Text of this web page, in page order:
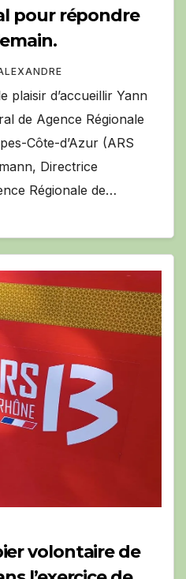
pour répondre
plaisir d’accueillir Yann
de Agence Régionale
Côte-d’Azur (ARS
Directrice
Régionale de…
volontaire de